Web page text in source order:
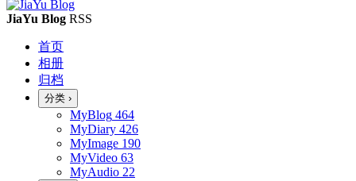
JiaYu Blog RSS
首页
相册
归档
分类 ›
MyBlog 464
MyDiary 426
MyImage 190
MyVideo 63
MyAudio 22